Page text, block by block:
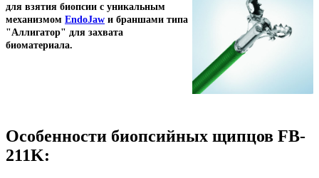
для взятия биопсии с уникальным
механизмом EndoJaw и браншами типа
"Аллигатор" для захвата
биоматериала.
Особенности биопсийных щипцов FB-
211K: